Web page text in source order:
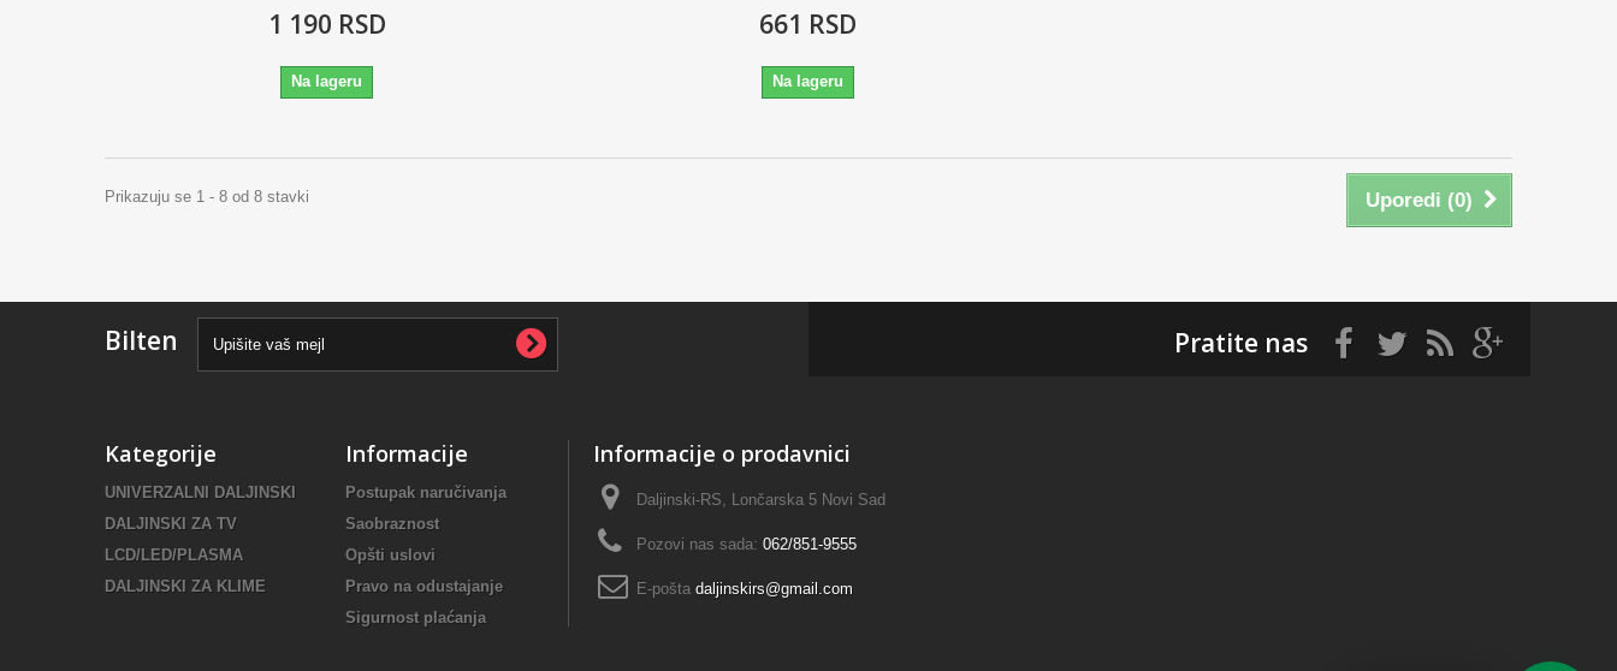
1 190 RSD
Na lageru
661 RSD
Na lageru
Uporedi (0)
Prikazuju se 1 - 8 od 8 stavki
Bilten Pratite nas
Kategorije
UNIVERZALNI DALJINSKI
DALJINSKI ZA TV
LCD/LED/PLASMA
DALJINSKI ZA KLIME
Informacije
Postupak naručivanja
Saobraznost
Opšti uslovi
Pravo na odustajanje
Sigurnost plaćanja
Informacije o prodavnici
Daljinski-RS, Lončarska 5 Novi Sad
Pozovi nas sada: 062/851-9555
E-pošta daljinskirs@gmail.com